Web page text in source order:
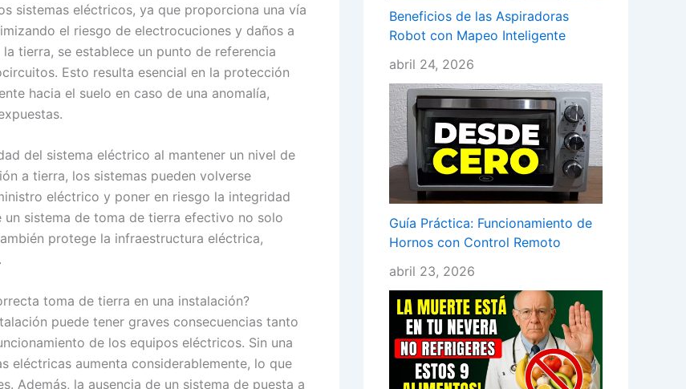
sistemas eléctricos, ya que proporciona una vía
el riesgo de electrocuciones y daños a
tierra, se establece un punto de referencia
Esto resulta esencial en la protección
hacia el suelo en caso de una anomalía,
del sistema eléctrico al mantener un nivel de
a tierra, los sistemas pueden volverse
eléctrico y poner en riesgo la integridad
un sistema de toma de tierra efectivo no solo
protege la infraestructura eléctrica,
toma de tierra en una instalación?
puede tener graves consecuencias tanto
de los equipos eléctricos. Sin una
eléctricas aumenta considerablemente, lo que
Además, la ausencia de un sistema de puesta a
Beneficios de las Aspiradoras
Robot con Mapeo Inteligente
abril 24, 2026
Guía Práctica: Funcionamiento de
Hornos con Control Remoto
abril 23, 2026